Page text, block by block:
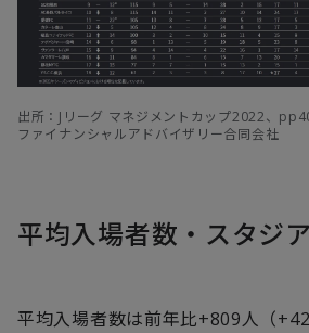
出所：Jリーグ マネジメントカップ2022、
ファイナンシャルアドバイザリー合同会社
平均入場者数・スタジ
平均入場者数は前年比+809人（